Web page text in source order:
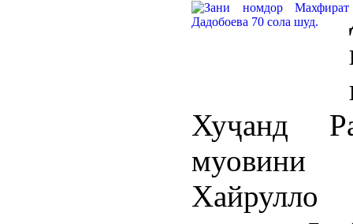
Хуҷанд
муовини